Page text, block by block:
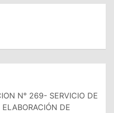
N° 269- SERVICIO DE
DE